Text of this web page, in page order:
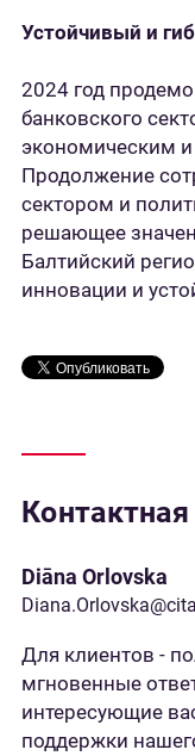
Устойчивый и
2024 год
банковского
экономическим
Продолжение
сектором и
решающее
Балтийский
инновации и
Diāna Orlovska
Для клиентов -
мгновенные
интересующие
поддержки